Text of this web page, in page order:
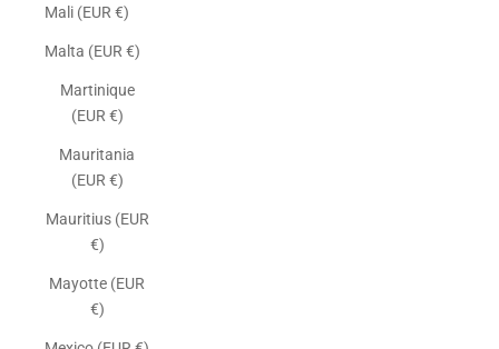
Mali (EUR €)
Malta (EUR €)
Martinique
(EUR €)
Mauritania
(EUR €)
Mauritius (EUR
€)
Mayotte (EUR
€)